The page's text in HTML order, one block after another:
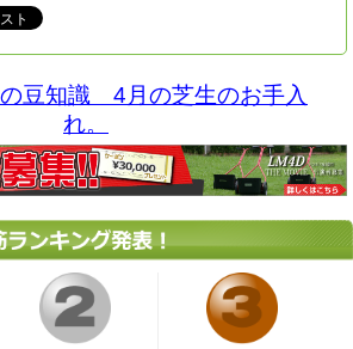
豆知識 4月の芝生のお手入
れ。